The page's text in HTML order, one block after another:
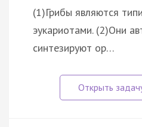
(1)Грибы являются
эукариотами. (2)Они
синтезируют ор…